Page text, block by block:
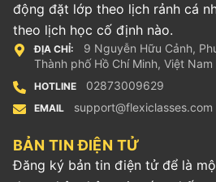
động đặt lớp theo lịch rảnh cá
theo lịch học cố định nào.
ĐỊA CHỈ:
9 Nguyễn Hữu Cảnh,
Thành phố Hồ Chí Minh, Việt Nam
HOTLINE 02873009629
EMAIL support@flexiclasses.com
BẢN TIN ĐIỆN TỬ
Đăng ký bản tin điện tử để là